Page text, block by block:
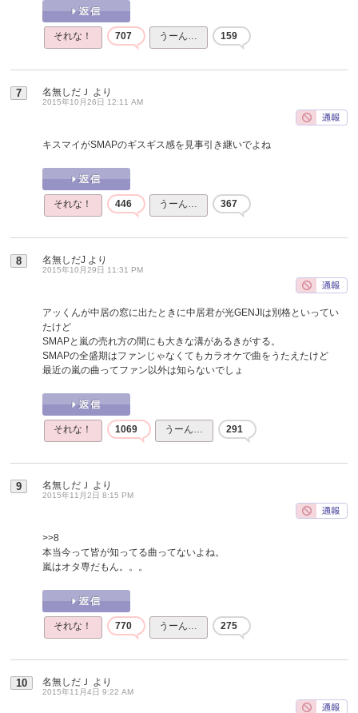
それな！ 707 うーん… 159
7 名無しだＪ より
2015年10月26日 12:11 AM
キスマイがSMAPのギスギス感を見事引き継いでよね
それな！ 446 うーん… 367
8 名無しだJ より
2015年10月29日 11:31 PM
アッくんが中居の窓に出たときに中居君が光GENJIは別格といってい
たけど
SMAPと嵐の売れ方の間にも大きな溝があるきがする。
SMAPの全盛期はファンじゃなくてもカラオケで曲をうたえたけど
最近の嵐の曲ってファン以外は知らないでしょ
それな！ 1069 うーん… 291
9 名無しだＪ より
2015年11月2日 8:15 PM
>>8
本当今って皆が知ってる曲ってないよね。
嵐はオタ専だもん。。。
それな！ 770 うーん… 275
10 名無しだＪ より
2015年11月4日 9:22 AM